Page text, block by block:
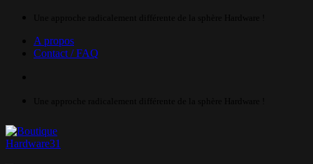
contenuA propos
Contact / FAQ